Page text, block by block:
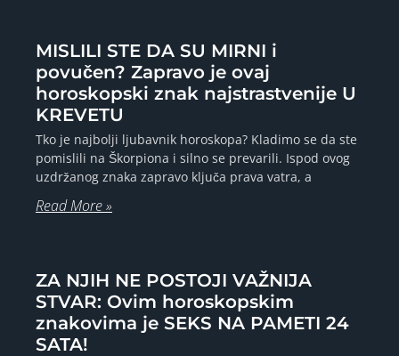
MISLILI STE DA SU MIRNI i
povučen? Zapravo je ovaj
horoskopski znak najstrastvenije U
KREVETU
Tko je najbolji ljubavnik horoskopa? Kladimo se da ste
pomislili na Škorpiona i silno se prevarili. Ispod ovog
uzdržanog znaka zapravo ključa prava vatra, a
Read More »
ZA NJIH NE POSTOJI VAŽNIJA
STVAR: Ovim horoskopskim
znakovima je SEKS NA PAMETI 24
SATA!